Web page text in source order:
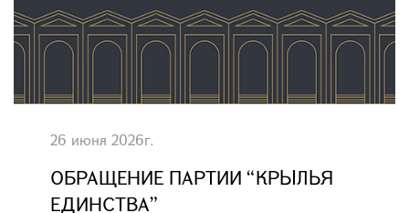
26 июня 2026г.
ОБРАЩЕНИE ПАРТИИ “КРЫЛЬЯ
ЕДИНСТВА”